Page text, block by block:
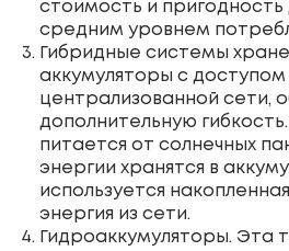
стоимость и пригодность
средним уровнем
Гибридные системы
аккумуляторы с доступом
централизованной сети,
дополнительную
питается от солнечных
энергии хранятся в
используется
энергия из сети.
Гидроаккумуляторы. Эта